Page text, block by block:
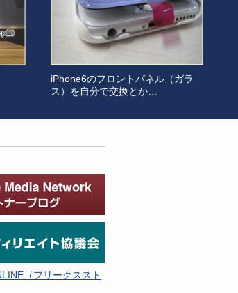
iPhone6のフロントパネル（ガラ
ス）を自分で交換とか…